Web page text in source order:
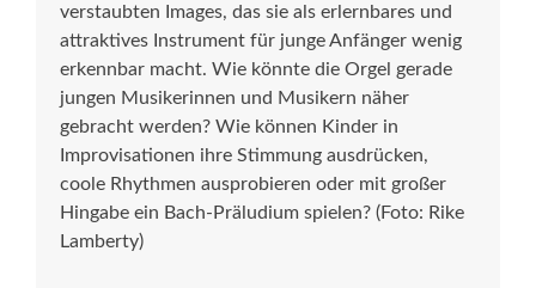
verstaubten Images, das sie als erlernbares und
attraktives Instrument für junge Anfänger wenig
erkennbar macht. Wie könnte die Orgel gerade
jungen Musikerinnen und Musikern näher
gebracht werden? Wie können Kinder in
Improvisationen ihre Stimmung ausdrücken,
coole Rhythmen ausprobieren oder mit großer
Hingabe ein Bach-Präludium spielen? (Foto: Rike
Lamberty)